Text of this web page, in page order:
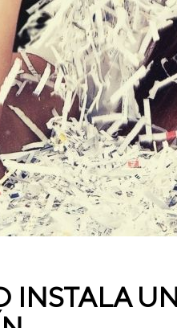
INSTALA